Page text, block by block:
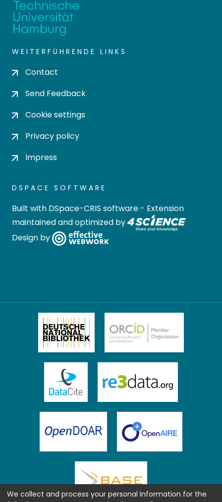
WEITERFÜHRENDE LINKS
Contact
Send Feedback
Cookie settings
Privacy policy
Impress
DSPACE SOFTWARE
Built with DSpace-CRIS software - Extension
maintained and optimized by
Design by
We collect and process your personal information for the